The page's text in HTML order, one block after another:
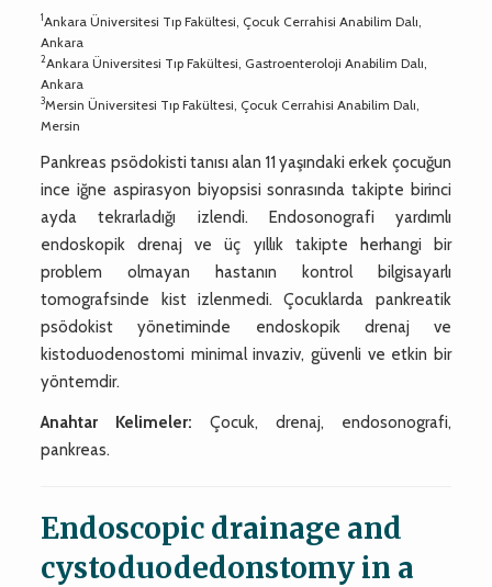
1Ankara Üniversitesi Tıp Fakültesi, Çocuk Cerrahisi Anabilim Dalı,
Ankara
2Ankara Üniversitesi Tıp Fakültesi, Gastroenteroloji Anabilim Dalı,
Ankara
3Mersin Üniversitesi Tıp Fakültesi, Çocuk Cerrahisi Anabilim Dalı,
Mersin
Pankreas psödokisti tanısı alan 11 yaşındaki erkek çocuğun
ince iğne aspirasyon biyopsisi sonrasında takipte birinci
ayda tekrarladığı izlendi. Endosonografi yardımlı
endoskopik drenaj ve üç yıllık takipte herhangi bir
problem olmayan hastanın kontrol bilgisayarlı
tomografsinde kist izlenmedi. Çocuklarda pankreatik
psödokist yönetiminde endoskopik drenaj ve
kistoduodenostomi minimal invaziv, güvenli ve etkin bir
yöntemdir.
Anahtar Kelimeler: Çocuk, drenaj, endosonografi,
pankreas.
Endoscopic drainage and
cystoduodedonstomy in a